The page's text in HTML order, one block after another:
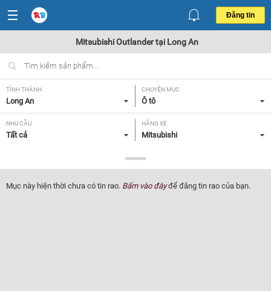
Đăng tin
Mitsubishi Outlander tại Long An
TỈNH THÀNH
Long An
CHUYÊN MỤC
Ô tô
NHU CẦU
Tất cả
HÃNG XE
Mitsubishi
Outlander
NĂM SẢN XUẤT
Tất cả
GIÁ XE XUẤT XỨ
Mục này hiện thời chưa có tin rao. Bấm vào đâyđể đăng tin rao của bạn.